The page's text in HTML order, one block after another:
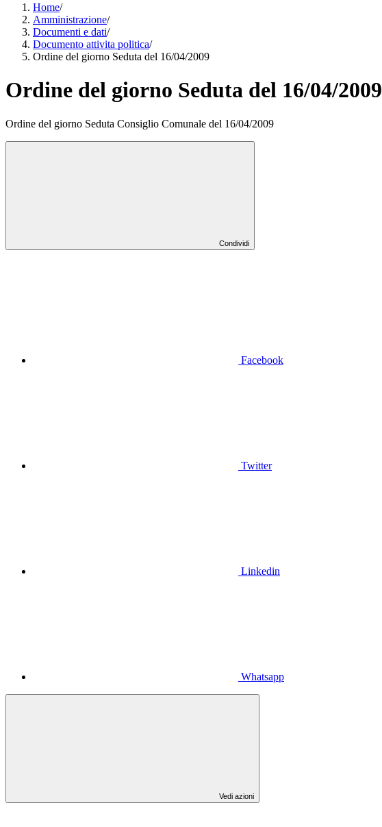
Home/
Amministrazione/
Documenti e dati/
Documento attivita politica/
Ordine del giorno Seduta del 16/04/2009
Ordine del giorno Seduta del 16/04/2009
Ordine del giorno Seduta Consiglio Comunale del 16/04/2009
Condividi
Facebook
Twitter
Linkedin
Whatsapp
Vedi azioni